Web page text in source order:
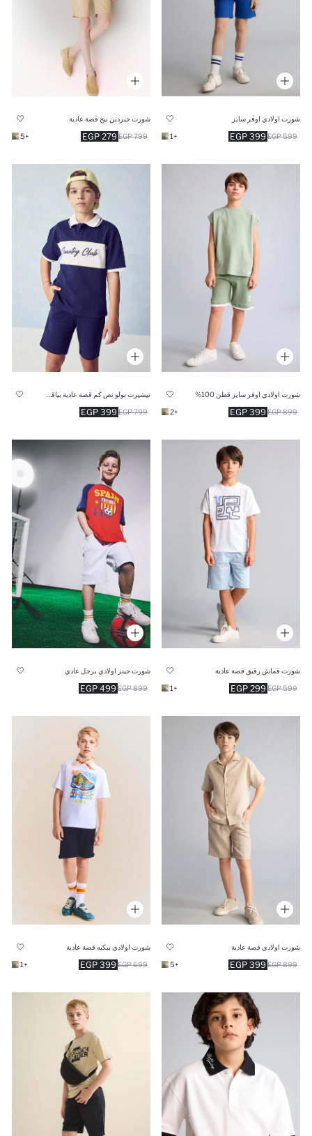
شورت اولادي اوفر سايز
399 EGP 599 EGP
+1
شورت جبردين بيج قصة عادية
279 EGP 799 EGP
+5
شورت اولادي اوفر سايز قطن 100%
399 EGP 899 EGP
+2
تيشيرت بولو نص كم قصة عادية بياقة بولو
399 EGP 799 EGP
شورت قماش رقيق قصة عادية
299 EGP 599 EGP
+1
شورت جينز اولادي برجل عادي
499 EGP 899 EGP
شورت اولادي قصة عادية
399 EGP 899 EGP
+5
شورت اولادي بيكيه قصة عادية
399 EGP 699 EGP
+1